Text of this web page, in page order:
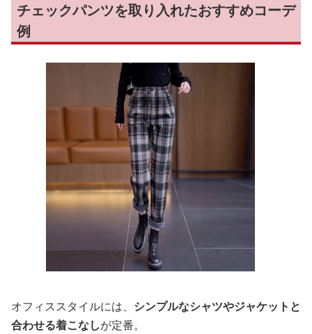
チェックパンツを取り入れたおすすめコーデ
例
オフィススタイルには、 シンプルなシャツやジャケットと
合わせる着こなしが定番。